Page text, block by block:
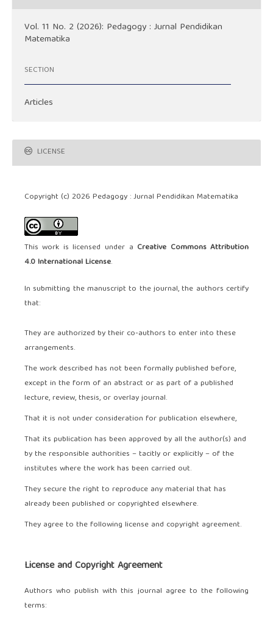
Vol. 11 No. 2 (2026): Pedagogy : Jurnal Pendidikan
Matematika
SECTION
Articles
LICENSE
Copyright (c) 2026 Pedagogy : Jurnal Pendidikan Matematika
This work is licensed under a Creative Commons Attribution
4.0 International License.
In submitting the manuscript to the journal, the authors certify
that:
They are authorized by their co-authors to enter into these
arrangements.
The work described has not been formally published before,
except in the form of an abstract or as part of a published
lecture, review, thesis, or overlay journal.
That it is not under consideration for publication elsewhere,
That its publication has been approved by all the author(s) and
by the responsible authorities – tacitly or explicitly – of the
institutes where the work has been carried out.
They secure the right to reproduce any material that has
already been published or copyrighted elsewhere.
They agree to the following license and copyright agreement.
License and Copyright Agreement
Authors who publish with this journal agree to the following
terms: